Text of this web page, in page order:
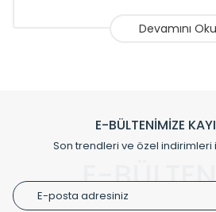
Sizlere sunmakta olduğumuz
gurur duymaktadır. Avrupa’ya
de ürünlerinde sadece tasarımın ön
zamanda kalite olarak ta en üst
Çevreci ve yeşil enerji yaklaşımlarıyla
E-BÜLTENİMİZE
Son trendleri ve özel indirimleri
E-